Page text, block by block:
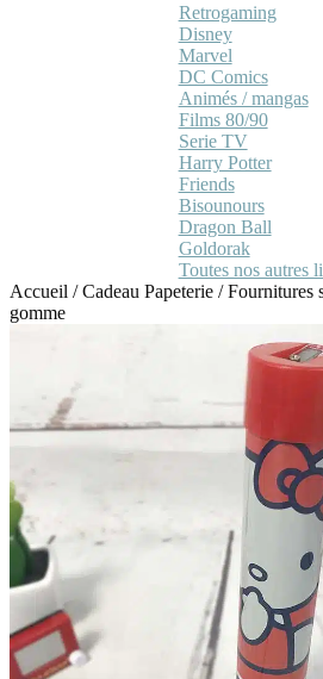
Retrogaming
Disney
Marvel
DC Comics
Animés / mangas
Films 80/90
Serie TV
Harry Potter
Friends
Bisounours
Dragon Ball
Goldorak
Toutes nos autres
Accueil /Cadeau Papeterie /Fournitures
gomme